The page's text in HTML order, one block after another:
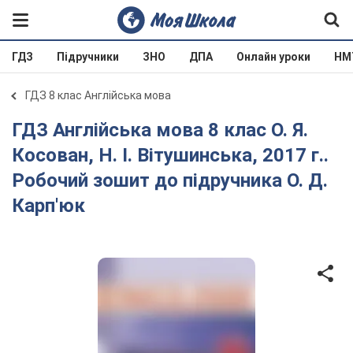
ГДЗ Підручники ЗНО ДПА Онлайн уроки
ГДЗ 8 клас Англійська мова
ГДЗ Англійська мова 8 клас О. Я.
Косован, Н. І. Вітушинська, 2017 г..
Робочий зошит до підручника О. Д.
Карп'юк